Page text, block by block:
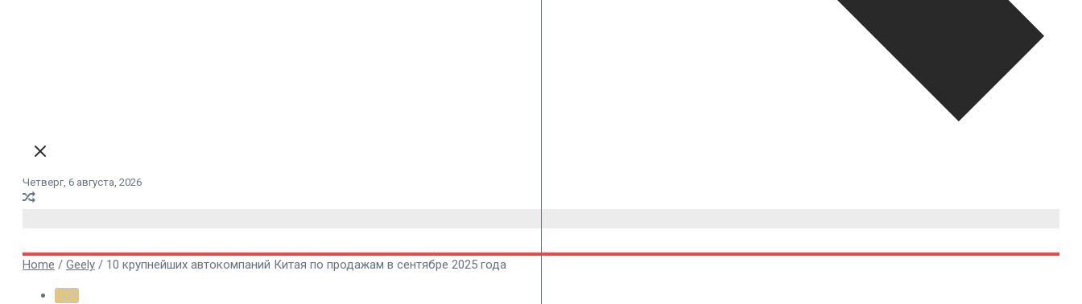
Четверг, 6 августа, 2026
Home / Geely / 10 крупнейших автокомпаний Китая по продажам в сентябре 2025 года
BYD